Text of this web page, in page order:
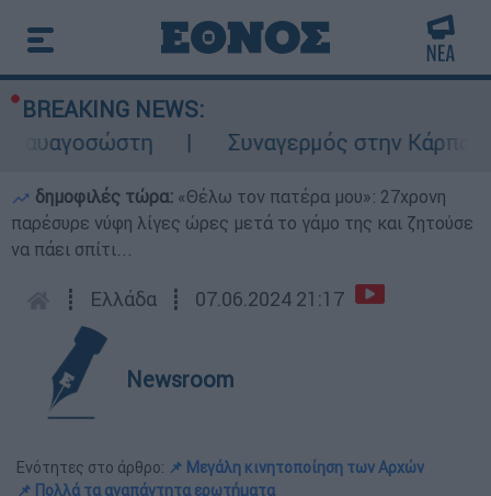
BREAKING NEWS:
Συναγερμός στην Κάρπαθο:
δημοφιλές τώρα: «Θέλω τον πατέρα μου»: 27χρονη
παρέσυρε νύφη λίγες ώρες μετά το γάμο της και ζητούσε
να πάει σπίτι...
┋ Ελλάδα ┋ 07.06.2024 21:17
Newsroom
Ενότητες στο άρθρο: 📌 Μεγάλη κινητοποίηση των Αρχών
📌 Πολλά τα αναπάντητα ερωτήματα